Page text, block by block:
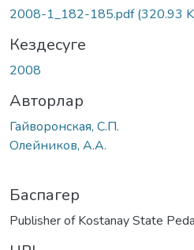
2008-1_182-185.pdf(320.93
Кездесуге
2008
Авторлар
Гайворонская, С.П.
Олейников, А.А.
Баспагер
Publisher of Kostanay State